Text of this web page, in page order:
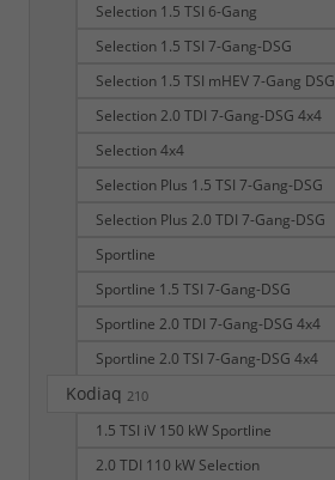
Selection 1.5 TSI 6-Gang
Selection 1.5 TSI 7-Gang-DSG
Selection 1.5 TSI mHEV 7-Gang DSG
Selection 2.0 TDI 7-Gang-DSG 4x4
Selection 4x4
Selection Plus 1.5 TSI 7-Gang-DSG
Selection Plus 2.0 TDI 7-Gang-DSG
Sportline
Sportline 1.5 TSI 7-Gang-DSG
Sportline 2.0 TDI 7-Gang-DSG 4x4
Sportline 2.0 TSI 7-Gang-DSG 4x4
Kodiaq 210
1.5 TSI iV 150 kW Sportline
2.0 TDI 110 kW Selection